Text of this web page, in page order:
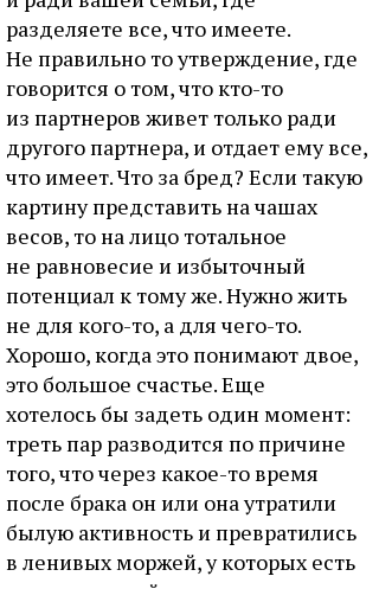
разделяете все, что имеете.
Не правильно то утверждение, где
говорится о том, что кто-то
из партнеров живет только ради
другого партнера, и отдает ему все,
что имеет. Что за бред? Если такую
картину представить на чашах
весов, то на лицо тотальное
не равновесие и избыточный
потенциал к тому же. Нужно жить
не для кого-то, а для чего-то.
Хорошо, когда это понимают двое,
это большое счастье. Еще
хотелось бы задеть один момент:
треть пар разводится по причине
того, что через какое-то время
после брака он или она утратили
былую активность и превратились
в ленивых моржей, у которых есть